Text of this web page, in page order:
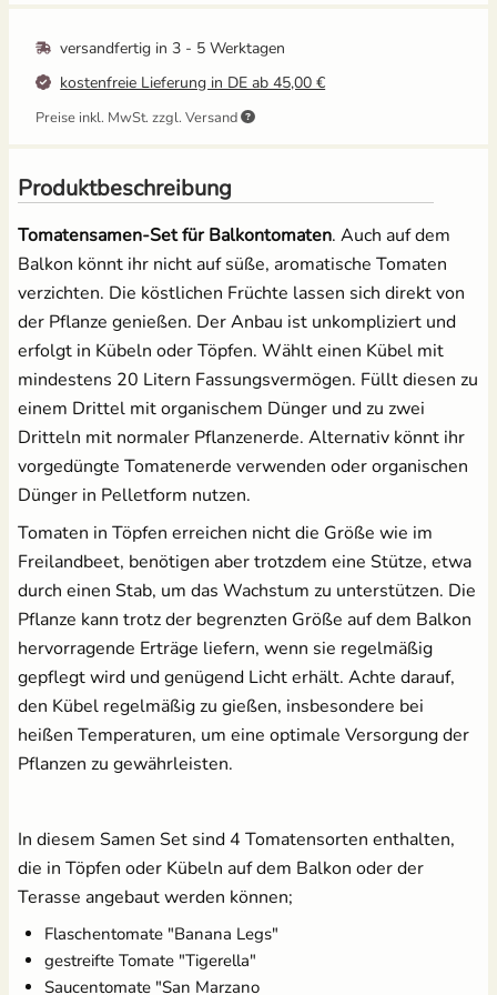
Buche
3,95 €UVP4,39 €
Tomatenschere zum
Ausgeizen, Beschneiden
& Ernten
10,49 €
UVP14,95 €
Erdtopfpresse für
Hobbygärtner & Profis
7,69 €UVP 8,29 €
Brennnesseljauche - Bio
Flüssigdünger 250 ml
3,60 €
Pflanzenschilder zum
Beschriften - Buche
1,99 € UVP2,49 €
18 Anzuchttöpfe aus
Zellulosefasern
Grow-Set groß -
Profigärtner
21,95 €
13,99 €
Anzuchtschalen Set &
Erdtopfpresse
[Kunststoff]
17,99 €
versandfertig in3 - 5 Werktagen
kostenfreie Lieferung in DE ab 45,00 €
Preise inkl. MwSt. zzgl. Versand
Produktbeschreibung
Tomatensamen-Set für Balkontomaten. Auch auf dem
Balkon könnt ihr nicht auf süße, aromatische Tomaten
verzichten. Die köstlichen Früchte lassen sich direkt von
der Pflanze genießen. Der Anbau ist unkompliziert und
erfolgt in Kübeln oder Töpfen. Wählt einen Kübel mit
mindestens 20 Litern Fassungsvermögen. Füllt diesen zu
einem Drittel mit organischem Dünger und zu zwei
Dritteln mit normaler Pflanzenerde. Alternativ könnt ihr
vorgedüngte Tomatenerde verwenden oder organischen
Dünger in Pelletform nutzen.
Tomaten in Töpfen erreichen nicht die Größe wie im
Freilandbeet, benötigen aber trotzdem eine Stütze, etwa
durch einen Stab, um das Wachstum zu unterstützen. Die
Pflanze kann trotz der begrenzten Größe auf dem Balkon
hervorragende Erträge liefern, wenn sie regelmäßig
gepflegt wird und genügend Licht erhält. Achte darauf,
den Kübel regelmäßig zu gießen, insbesondere bei
heißen Temperaturen, um eine optimale Versorgung der
Pflanzen zu gewährleisten.
In diesem Samen Set sind 4 Tomatensorten enthalten,
die in Töpfen oder Kübeln auf dem Balkon oder der
Terasse angebaut werden können;
Flaschentomate "Banana Legs"
gestreifte Tomate "Tigerella"
Saucentomate "San Marzano
Salat
Spinat
Zucchini
Zuckermais
Zuckerschoten